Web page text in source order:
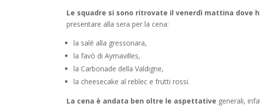
Le squadre si sono ritrovate il venerdì mattina dove
presentare alla sera per la cena:
la salé alla gressonara,
la favò di Aymavilles,
la Carbonade della Valdigne,
la cheesecake al reblec e frutti rossi.
La cena è andata ben oltre le aspettative generali,